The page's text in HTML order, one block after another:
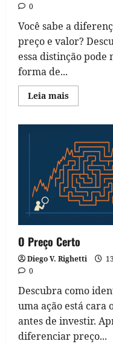
0
Você sabe a
preço e valor?
essa distinção pode
forma de...
Leia maisRead
more
O Preço Certo
Diego V. Righetti
0
Descubra como
uma ação está cara
antes de investir.
diferenciar preço...